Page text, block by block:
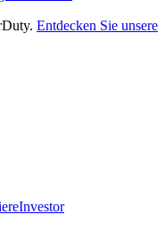
Entdecken Sie unsere
Investor